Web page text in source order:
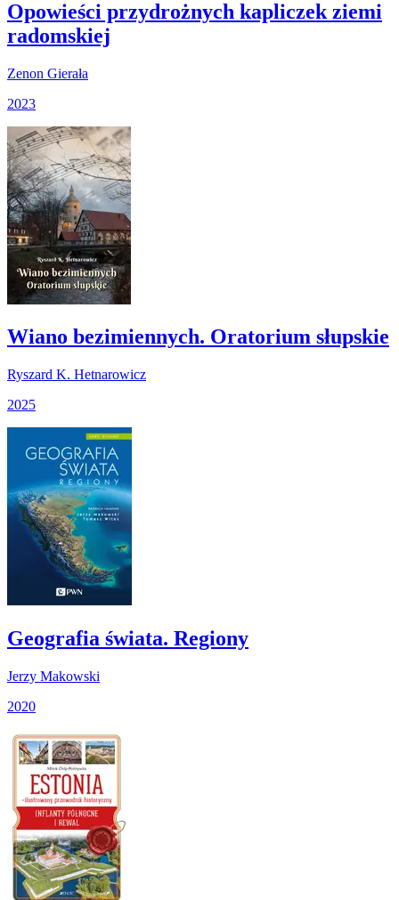
Opowieści przydrożnych kapliczek ziemi
radomskiej
Zenon Gierała
2023
Wiano bezimiennych. Oratorium słupskie
Ryszard K. Hetnarowicz
2025
Geografia świata. Regiony
Jerzy Makowski
2020